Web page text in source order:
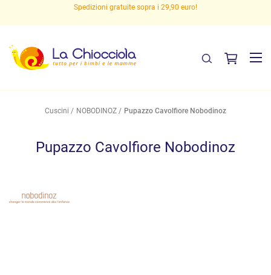
Spedizioni gratuite sopra i 29,90 euro!
Cuscini NOBODINOZ Pupazzo Cavolfiore Nobodinoz
Pupazzo Cavolfiore Nobodinoz